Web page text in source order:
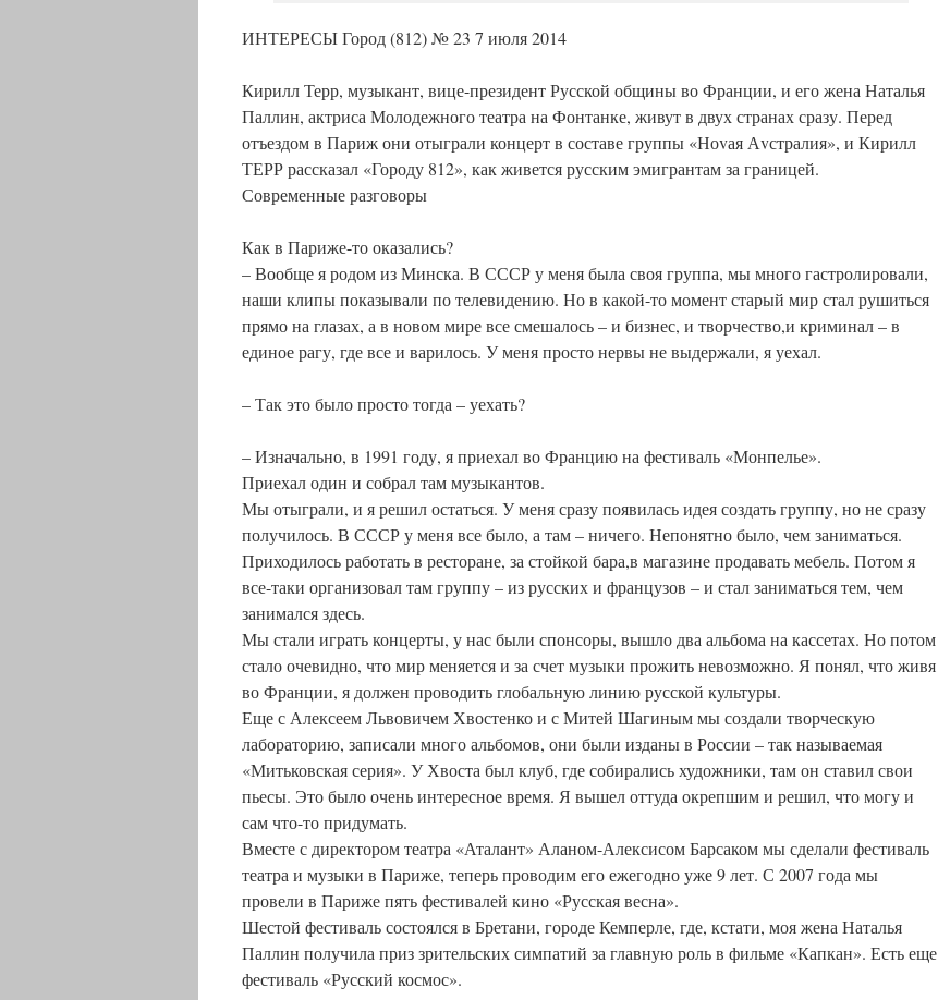
ИНТЕРЕСЫ Город (812) № 23 7 июля 2014
Кирилл Терр, музыкант, вице-президент Русской общины во Франции, и его жена Наталья
Паллин, актриса Молодежного театра на Фонтанке, живут в двух странах сразу. Перед
отъездом в Париж они отыграли концерт в составе группы «Ноvая Аvстралия», и Кирилл
ТЕРР рассказал «Городу 812», как живется русским эмигрантам за границей.
Современные разговоры
Как в Париже-то оказались?
– Вообще я родом из Минска. В СССР у меня была своя группа, мы много гастролировали,
наши клипы показывали по телевидению. Но в какой-то момент старый мир стал рушиться
прямо на глазах, а в новом мире все смешалось – и бизнес, и творчество,и криминал – в
единое рагу, где все и варилось. У меня просто нервы не выдержали, я уехал.
– Так это было просто тогда – уехать?
– Изначально, в 1991 году, я приехал во Францию на фестиваль «Монпелье».
Приехал один и собрал там музыкантов.
Мы отыграли, и я решил остаться. У меня сразу появилась идея создать группу, но не сразу
получилось. В СССР у меня все было, а там – ничего. Непонятно было, чем заниматься.
Приходилось работать в ресторане, за стойкой бара,в магазине продавать мебель. Потом я
все-таки организовал там группу – из русских и французов – и стал заниматься тем, чем
занимался здесь.
Мы стали играть концерты, у нас были спонсоры, вышло два альбома на кассетах. Но потом
стало очевидно, что мир меняется и за счет музыки прожить невозможно. Я понял, что живя
во Франции, я должен проводить глобальную линию русской культуры.
Еще с Алексеем Львовичем Хвостенко и с Митей Шагиным мы создали творческую
лабораторию, записали много альбомов, они были изданы в России – так называемая
«Митьковская серия». У Хвоста был клуб, где собирались художники, там он ставил свои
пьесы. Это было очень интересное время. Я вышел оттуда окрепшим и решил, что могу и
сам что-то придумать.
Вместе с директором театра «Аталант» Аланом-Алексисом Барсаком мы сделали фестиваль
театра и музыки в Париже, теперь проводим его ежегодно уже 9 лет. С 2007 года мы
провели в Париже пять фестивалей кино «Русская весна».
Шестой фестиваль состоялся в Бретани, городе Кемперле, где, кстати, моя жена Наталья
Паллин получила приз зрительских симпатий за главную роль в фильме «Капкан». Есть еще
фестиваль «Русский космос».